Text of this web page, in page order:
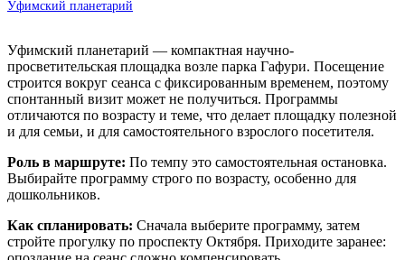
Уфимский планетарий
Уфимский планетарий — компактная научно-
просветительская площадка возле парка Гафури. Посещение
строится вокруг сеанса с фиксированным временем, поэтому
спонтанный визит может не получиться. Программы
отличаются по возрасту и теме, что делает площадку полезной
и для семьи, и для самостоятельного взрослого посетителя.
Роль в маршруте: По темпу это самостоятельная остановка.
Выбирайте программу строго по возрасту, особенно для
дошкольников.
Как спланировать: Сначала выберите программу, затем
стройте прогулку по проспекту Октября. Приходите заранее: